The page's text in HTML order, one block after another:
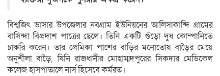
বিশ্বজিৎ ডাসার উপজেলার নবগ্রাম ইউনিয়নের আলিসাকান্দি গ্রামের
বাসিন্দা বিপ্রদাশ পাত্রের ছেলে। তিনি একটি গুঁড়ো দুধ কোম্পানিতে
চাকরি করেন। তার প্রেমিকা পাশের বাড়ির মনোতোষ বাড়ৈর মেয়ে
অনুশীলা বাড়ৈ, যিনি রাজধানীর মোহাম্মদপুরের সিকদার মেডিকেল
কলেজ হাসপাতালে নার্স হিসেবে কর্মরত।